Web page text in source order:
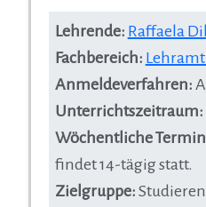
Lehrende: Raffaela
Fachbereich:
Anmeldeverfahren:
Unterrichtszeitraum:
Wöchentliche
findet 14-tägig statt.
Zielgruppe: